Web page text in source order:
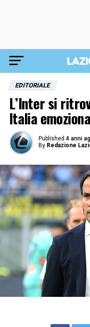
EDITORIALE
L’Inter si
Italia
Published 4 anni
By Redazione